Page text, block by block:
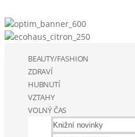
BEAUTY/FASHION
ZDRAVÍ
HUBNUTÍ
VZTAHY
VOLNÝ ČAS
Knižní novinky